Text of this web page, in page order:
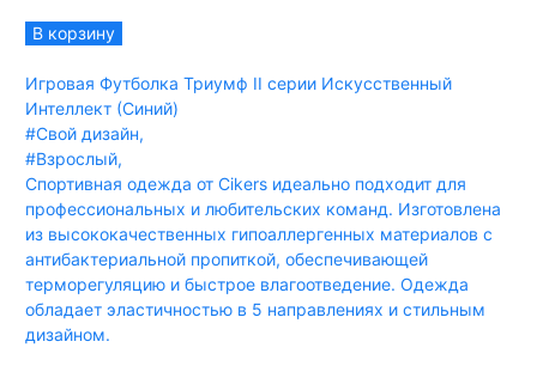
В корзину
Игровая Футболка Триумф II серии Искусственный
Интеллект (Синий)
#Свой дизайн,
#Взрослый,
Спортивная одежда от Cikers идеально подходит для
профессиональных и любительских команд. Изготовлена
из высококачественных гипоаллергенных материалов с
антибактериальной пропиткой, обеспечивающей
терморегуляцию и быстрое влагоотведение. Одежда
обладает эластичностью в 5 направлениях и стильным
дизайном.